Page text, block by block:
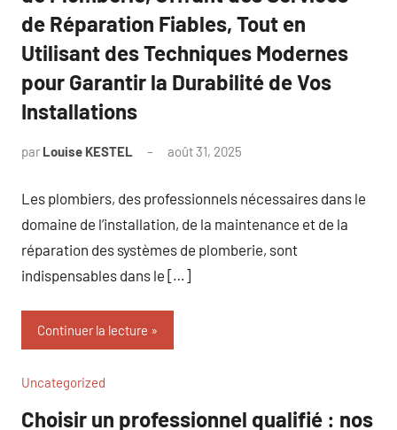
de Réparation Fiables, Tout en
Utilisant des Techniques Modernes
pour Garantir la Durabilité de Vos
Installations
par Louise KESTEL août 31, 2025
Les plombiers, des professionnels nécessaires dans le
domaine de l’installation, de la maintenance et de la
réparation des systèmes de plomberie, sont
indispensables dans le […]
Continuer la lecture
Uncategorized
Choisir un professionnel qualifié : nos